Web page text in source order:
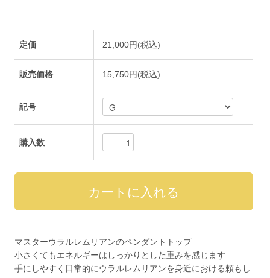
定価 21,000円(税込)
販売価格 15,750円(税込)
記号
購入数
マスターウラルレムリアンのペンダントトップ
小さくてもエネルギーはしっかりとした重みを感じます
手にしやすく日常的にウラルレムリアンを身近における頼もし